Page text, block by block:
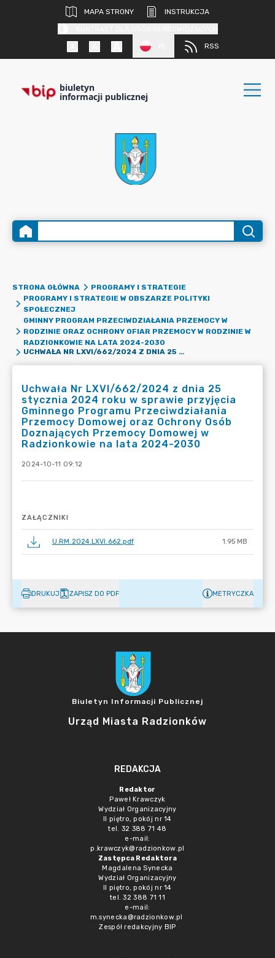
MAPA STRONY
INSTRUKCJA
RSS
biuletyn
informacji publicznej
STRONA GŁÓWNA
PROGRAMY I STRATEGIE
PROGRAMY I STRATEGIE W OBSZARZE POLITYKI
SPOŁECZNEJ
GMINNY PROGRAM PRZECIWDZIAŁANIA PRZEMOCY W
RODZINIE ORAZ OCHRONY OFIAR PRZEMOCY W RODZINIE W
RADZIONKOWIE NA LATA 2024-2030
UCHWAŁA NR LXVI/662/2024 Z DNIA 25 STYCZNIA 2024 ROKU W SPRAWIE PRZYJĘCIA GMINNEGO PROGRAMU PRZECIWDZIAŁANIA PRZEMOCY DOMOWEJ ORAZ OCHRONY OSÓB DOZNAJĄCYCH PRZEMOCY DOMOWEJ W RADZIONKOWIE NA LATA 2024-2030
Uchwała Nr LXVI/662/2024 z dnia 25
stycznia 2024 roku w sprawie przyjęcia
Gminnego Programu Przeciwdziałania
Przemocy Domowej oraz Ochrony Osób
Doznających Przemocy Domowej w
Radzionkowie na lata 2024-2030
2024-10-11 09:12
ZAŁĄCZNIKI
U.RM.2024.LXVI.662.pdf 1.95 MB
DRUKUJ ZAPISZ DO PDF METRYCZKA
Biuletyn Informacji Publicznej
Urząd Miasta Radzionków
REDAKCJA
Redaktor
Paweł Krawczyk
Wydział Organizacyjny
II piętro, pokój nr 14
tel. 32 388 71 48
e-mail:
p.krawczyk@radzionkow.pl
Zastępca Redaktora
Magdalena Synecka
Wydział Organizacyjny
II piętro, pokój nr 14
tel. 32 388 71 11
e-mail:
m.synecka@radzionkow.pl
Zespół redakcyjny BIP